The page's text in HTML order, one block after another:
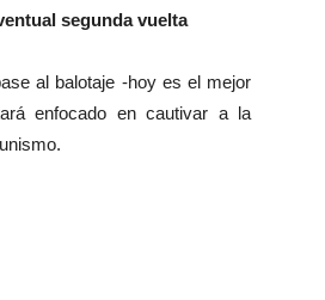
segunda vuelta
al balotaje -hoy es el mejor
enfocado en cautivar a la